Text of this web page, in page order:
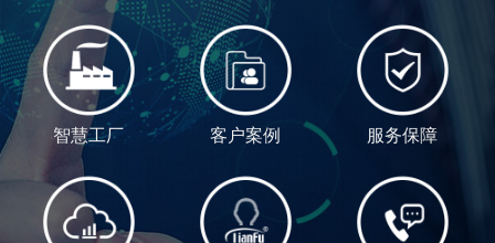
智慧工厂 客户案例 服务保障